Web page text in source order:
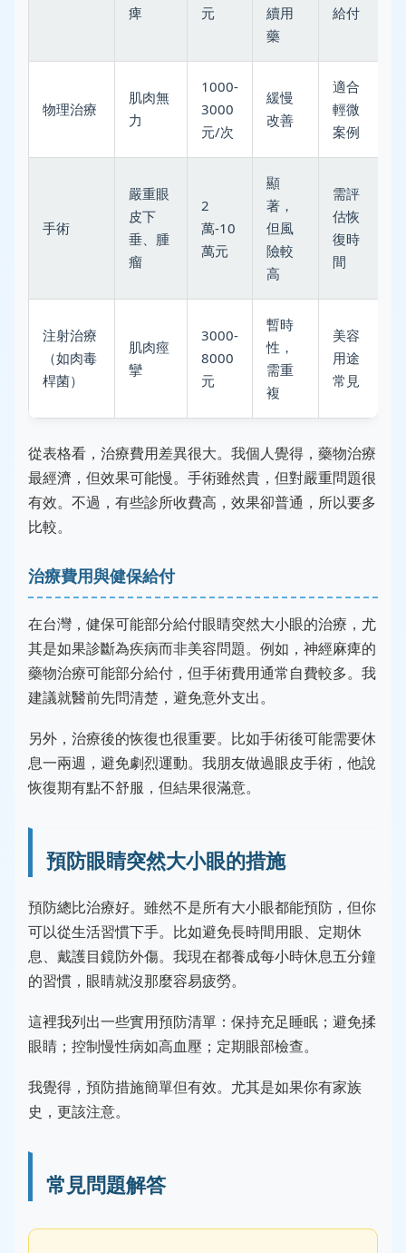
痺
元
續用
藥
給付
物理治療
肌肉無
力
1000-
3000
元/次
緩慢
改善
適合
輕微
案例
手術
嚴重眼
皮下
垂、腫
瘤
2
萬-10
萬元
顯
著，
但風
險較
高
需評
估恢
復時
間
注射治療
（如肉毒
桿菌）
肌肉痙
攣
3000-
8000
元
暫時
性，
需重
複
美容
用途
常見
從表格看，治療費用差異很大。我個人覺得，藥物治療
最經濟，但效果可能慢。手術雖然貴，但對嚴重問題很
有效。不過，有些診所收費高，效果卻普通，所以要多
比較。
治療費用與健保給付
在台灣，健保可能部分給付眼睛突然大小眼的治療，尤
其是如果診斷為疾病而非美容問題。例如，神經麻痺的
藥物治療可能部分給付，但手術費用通常自費較多。我
建議就醫前先問清楚，避免意外支出。
另外，治療後的恢復也很重要。比如手術後可能需要休
息一兩週，避免劇烈運動。我朋友做過眼皮手術，他說
恢復期有點不舒服，但結果很滿意。
預防眼睛突然大小眼的措施
預防總比治療好。雖然不是所有大小眼都能預防，但你
可以從生活習慣下手。比如避免長時間用眼、定期休
息、戴護目鏡防外傷。我現在都養成每小時休息五分鐘
的習慣，眼睛就沒那麼容易疲勞。
這裡我列出一些實用預防清單：保持充足睡眠；避免揉
眼睛；控制慢性病如高血壓；定期眼部檢查。
我覺得，預防措施簡單但有效。尤其是如果你有家族
史，更該注意。
常見問題解答